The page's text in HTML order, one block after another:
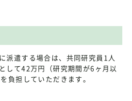
派遣する場合は、共同研究員1人
して42万円（研究期間が6ヶ月以
負担していただきます。